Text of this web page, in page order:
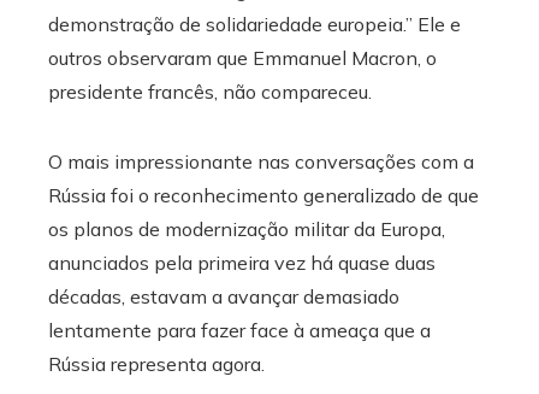
demonstração de solidariedade europeia.” Ele e
outros observaram que Emmanuel Macron, o
presidente francês, não compareceu.
O mais impressionante nas conversações com a
Rússia foi o reconhecimento generalizado de que
os planos de modernização militar da Europa,
anunciados pela primeira vez há quase duas
décadas, estavam a avançar demasiado
lentamente para fazer face à ameaça que a
Rússia representa agora.